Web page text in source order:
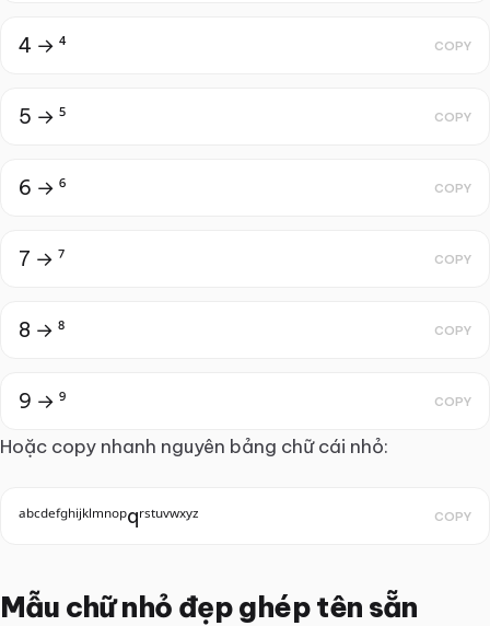
4 → ⁴ COPY
5 → ⁵ COPY
6 → ⁶ COPY
7 → ⁷ COPY
8 → ⁸ COPY
9 → ⁹ COPY
Hoặc copy nhanh nguyên bảng chữ cái nhỏ:
ᵃᵇᶜᵈᵉᶠᵍʰⁱʲᵏˡᵐⁿᵒᵖqʳˢᵗᵘᵛʷˣʸᶻ COPY
Mẫu chữ nhỏ đẹp ghép tên sẵn